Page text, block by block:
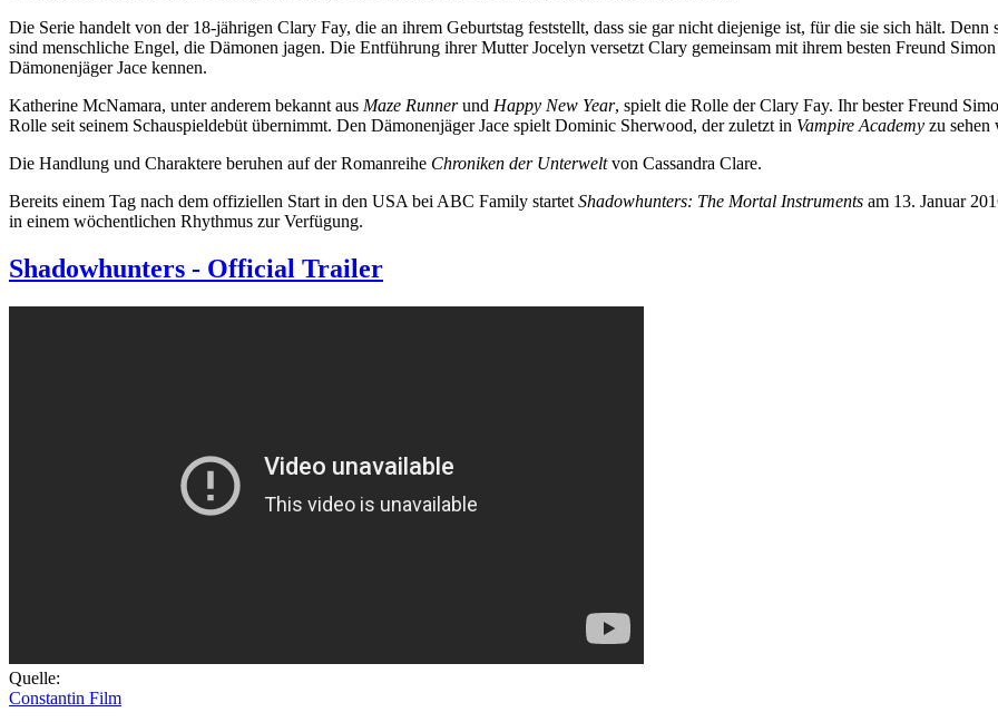
Die Serie handelt von der 18-jährigen Clary Fay, die an ihrem Geburtstag feststellt, dass sie gar nicht diejenige ist, für die sie sich hält.
sind menschliche Engel, die Dämonen jagen. Die Entführung ihrer Mutter Jocelyn versetzt Clary gemeinsam mit ihrem besten Freund
Dämonenjäger Jace kennen.
Katherine McNamara, unter anderem bekannt aus Maze Runnerund Happy New Year, spielt die Rolle der Clary Fay. Ihr bester Freund
Rolle seit seinem Schauspieldebüt übernimmt. Den Dämonenjäger Jace spielt Dominic Sherwood, der zuletzt in Vampire Academy zu sehen
Die Handlung und Charaktere beruhen auf der Romanreihe Chroniken der Unterweltvon Cassandra Clare.
Bereits einem Tag nach dem offiziellen Start in den USA bei ABC Family startet Shadowhunters: The Mortal Instruments am 13. Januar
in einem wöchentlichen Rhythmus zur Verfügung.
Shadowhunters - Official Trailer
Quelle:
Constantin Film